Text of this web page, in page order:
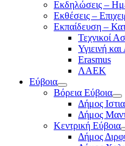
Εκδηλώσεις –
Εκθέσεις –
Εκπαίδευση –
Τεχνικοί
Υγιεινή
Erasmus
ΛΑΕΚ
Εύβοια
Βόρεια Εύβοια
Δήμος
Δήμος
Κεντρική Εύβοια
Δήμος